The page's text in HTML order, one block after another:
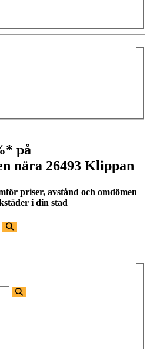
på
nära 26493 Klippan
priser, avstånd och omdömen
i din stad